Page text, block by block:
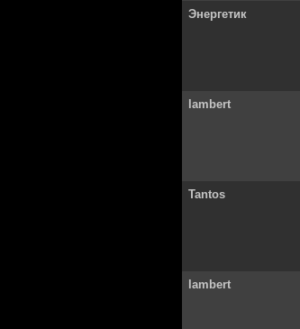
Энергетик
lambert
Tantos
lambert